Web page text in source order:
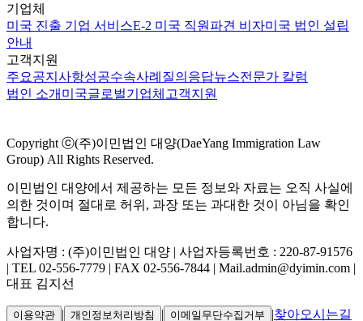
기업체
미국 진출 기업 서비스E-2 미국 직원파견 비자미국 법인 설립
안내
고객지원
주요공지사항성공수속사례 질의응답뉴스전문가 칼럼
법인 소개 미국글로벌기업체 고객지원
Copyright ⓒ(주)이민법인 대양(DaeYang Immigration Law
Group) All Rights Reserved.
이민법인 대양에서 제공하는 모든 정보와 자료는 오직 사실에
의한 것이며 절대로 허위, 과장 또는 과대한 것이 아님을 확인
합니다.
사업자명 : (주)이민법인 대양 | 사업자등록번호 : 220-87-91576
| TEL 02-556-7779 | FAX 02-556-7844 | Mail.admin@dyimin.com |
대표 김지선
이용약관 | 개인정보처리방침 | 이메일무단수집거부 |찾아오시는길